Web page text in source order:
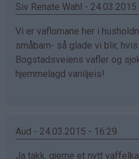
Siv Renate Wahl -
Vi er vaflomane her i
småbarn- så glade vi blir,
Bogstadsveiens vafler og
hjemmelagd vaniljeis!
Aud - 24.03.2015 - 16:29
Ja takk, gjerne et nytt